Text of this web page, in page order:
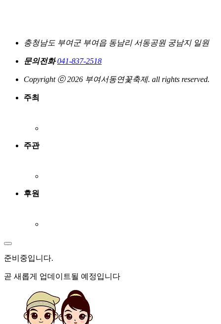
충청남도 부여군 부여읍 동남리 서동공원 궁남지 일원
문의전화 041-837-2518
Copyright ⓒ 2026 부여서동연꽃축제. all rights reserved.
주최
주관
후원
준비중입니다.
곧 새롭게 업데이트될 예정입니다